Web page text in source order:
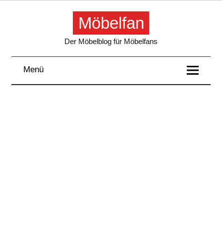
Skip
Möbelfan
Der Möbelblog für Möbelfans
Menü